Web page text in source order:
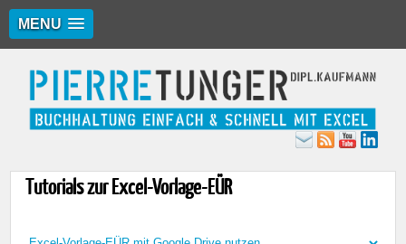
MENU
Tutorials zur Excel-Vorlage-EÜR